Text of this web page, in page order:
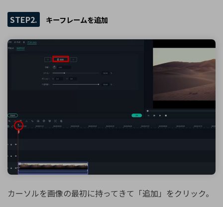
STEP2. キーフレームを追加
カーソルを画像の最初に持ってきて「追加」をクリック。